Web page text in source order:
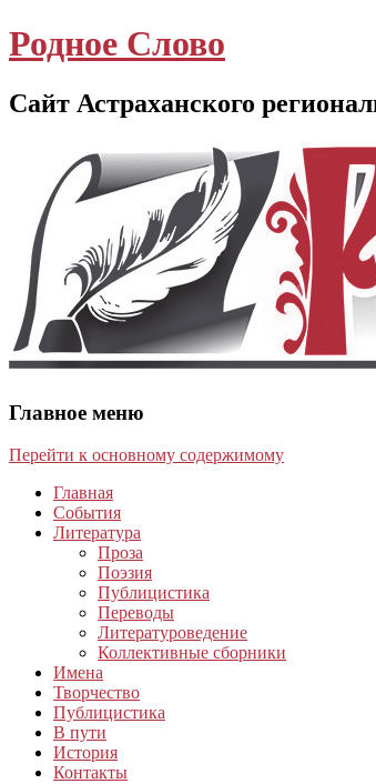
Родное Слово
Сайт Астраханского
Главное меню
Перейти к основному содержимому
Главная
События
Литература
Проза
Поэзия
Публицистика
Переводы
Литературоведение
Коллективные сборники
Имена
Творчество
Публицистика
В пути
История
Контакты